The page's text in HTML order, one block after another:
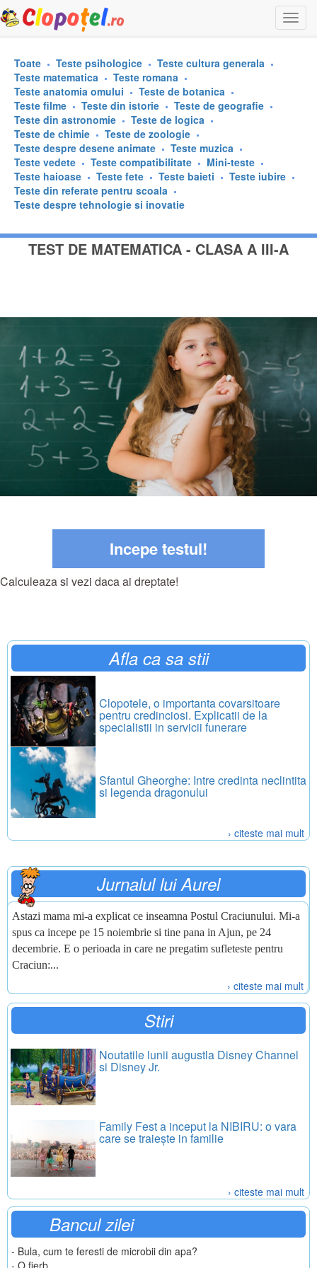
Toate Teste psihologice
Teste cultura generala
Teste matematica
Teste romana
Teste anatomia omului
Teste de botanica
Teste filme
Teste din istorie
Teste de geografie
Teste din astronomie
Teste de logica
Teste de chimie
Teste de zoologie
Teste despre desene animate
Teste muzica
Teste vedete
Teste compatibilitate
Mini-teste
Teste haioase
Teste fete Teste baieti
Teste iubire
Teste din referate pentru scoala
Teste despre tehnologie si inovatie
TEST DE MATEMATICA - CLASA A III-A
Incepe testul!
Calculeaza si vezi daca ai dreptate!
Afla ca sa stii
Clopotele, o importanta covarsitoare
pentru credinciosi. Explicatii de la
specialistii in servicii funerare
Sfantul Gheorghe: Intre credinta neclintita
si legenda dragonului
› citeste mai mult
Jurnalul lui Aurel
Astazi mama mi-a explicat ce inseamna Postul Craciunului. Mi-a
spus ca incepe pe 15 noiembrie si tine pana in Ajun, pe 24
decembrie. E o perioada in care ne pregatim sufleteste pentru
Craciun:...
› citeste mai mult
Stiri
Noutatile lunii augustla Disney Channel
si Disney Jr.
Family Fest a inceput la NIBIRU: o vara
care se traiește in familie
› citeste mai mult
Bancul zilei
- Bula, cum te feresti de microbii din apa?
- O fierb.